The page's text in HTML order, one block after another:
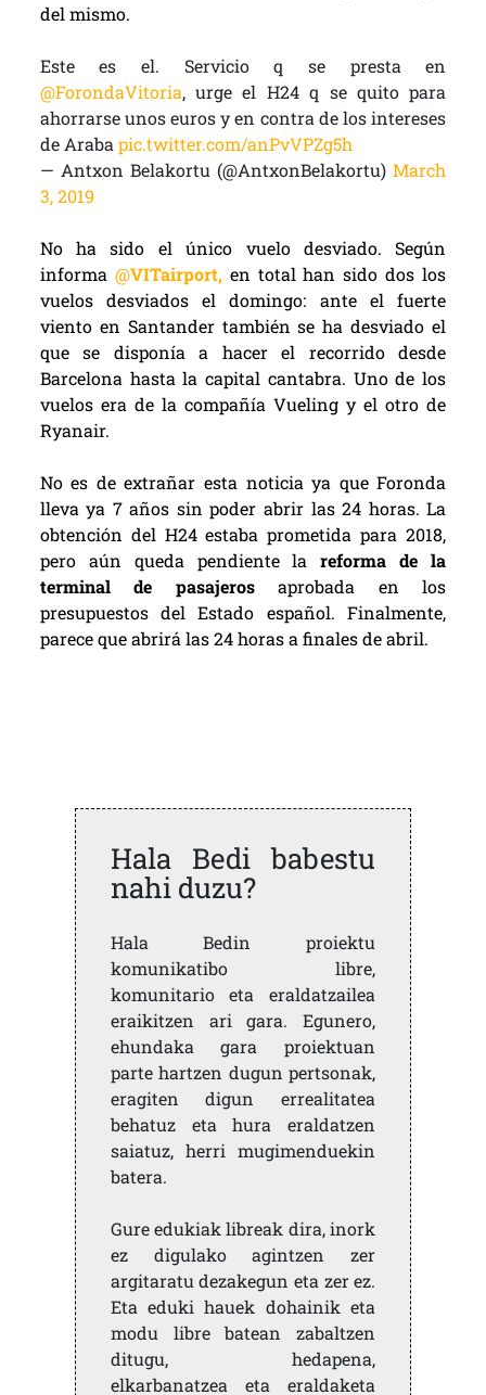
del mismo.
Este es el. Servicio q se presta en
@ForondaVitoria, urge el H24 q se quito para
ahorrarse unos euros y en contra de los intereses
de Araba pic.twitter.com/anPvVPZg5h
— Antxon Belakortu (@AntxonBelakortu)March
3, 2019
No ha sido el único vuelo desviado. Según
informa @VITairport,en total han sido dos los
vuelos desviados el domingo: ante el fuerte
viento en Santander también se ha desviado el
que se disponía a hacer el recorrido desde
Barcelona hasta la capital cantabra. Uno de los
vuelos era de la compañía Vueling y el otro de
Ryanair.
No es de extrañar esta noticia ya que Foronda
lleva ya 7 años sin poder abrir las 24 horas. La
obtención del H24 estaba prometida para 2018,
pero aún queda pendiente lareforma de la
terminal de pasajerosaprobada en los
presupuestos del Estado español. Finalmente,
parece que abrirá las 24 horas a finales de abril.
Hala Bedi babestu
nahi duzu?
Hala Bedin proiektu
komunikatibo libre,
komunitario eta eraldatzailea
eraikitzen ari gara. Egunero,
ehundaka gara proiektuan
parte hartzen dugun pertsonak,
eragiten digun errealitatea
behatuz eta hura eraldatzen
saiatuz, herri mugimenduekin
batera.
Gure edukiak libreak dira, inork
ez digulako agintzen zer
argitaratu dezakegun eta zer ez.
Eta eduki hauek dohainik eta
modu libre batean zabaltzen
ditugu, hedapena,
elkarbanatzea eta eraldaketa